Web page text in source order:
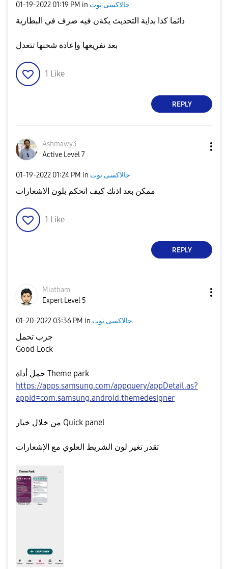
‎01-19-2022 01:19 PM in جالاكسى نوت
دائما كذا بداية التحديث يكةن فيه صرف في البطارية
بعد تفريغها وإعادة شحنها تتعدل
1 Like
REPLY
Ashmawy3
Active Level 7
‎01-19-2022 01:24 PM in جالاكسى نوت
ممكن بعد اذنك كيف اتحكم بلون الاشعارات
1 Like
REPLY
Miatham
Expert Level 5
‎01-20-2022 03:36 PM in جالاكسى نوت
جرب تحمل
Good Lock
حمل أداة Theme park
https://apps.samsung.com/appquery/appDetail.as?
appId=com.samsung.android.themedesigner
من خلال خيار Quick panel
تقدر تغير لون الشريط العلوي مع الإشعارات